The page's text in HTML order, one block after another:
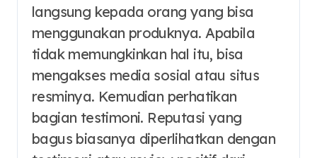
langsung kepada orang yang bisa
menggunakan produknya. Apabila
tidak memungkinkan hal itu, bisa
mengakses media sosial atau situs
resminya. Kemudian perhatikan
bagian testimoni. Reputasi yang
bagus biasanya diperlihatkan dengan